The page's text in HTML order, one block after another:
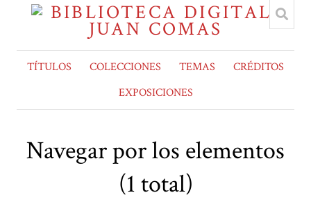
TÍTULOS COLECCIONES TEMAS
CRÉDITOS
EXPOSICIONES
Navegar por los elementos
(1 total)